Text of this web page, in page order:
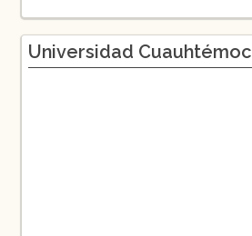
Universidad Cuauhtémoc